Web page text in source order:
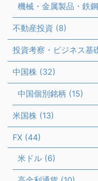
機械・金属製品・鉄
不動産投資 (8)
投資考察・ビジネス基
中国株 (32)
中国個別銘柄 (15)
米国株 (13)
FX (44)
米ドル (6)